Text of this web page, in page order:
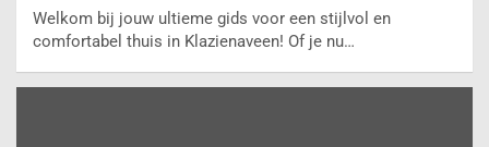
Welkom bij jouw ultieme gids voor een stijlvol en
comfortabel thuis in Klazienaveen! Of je nu…